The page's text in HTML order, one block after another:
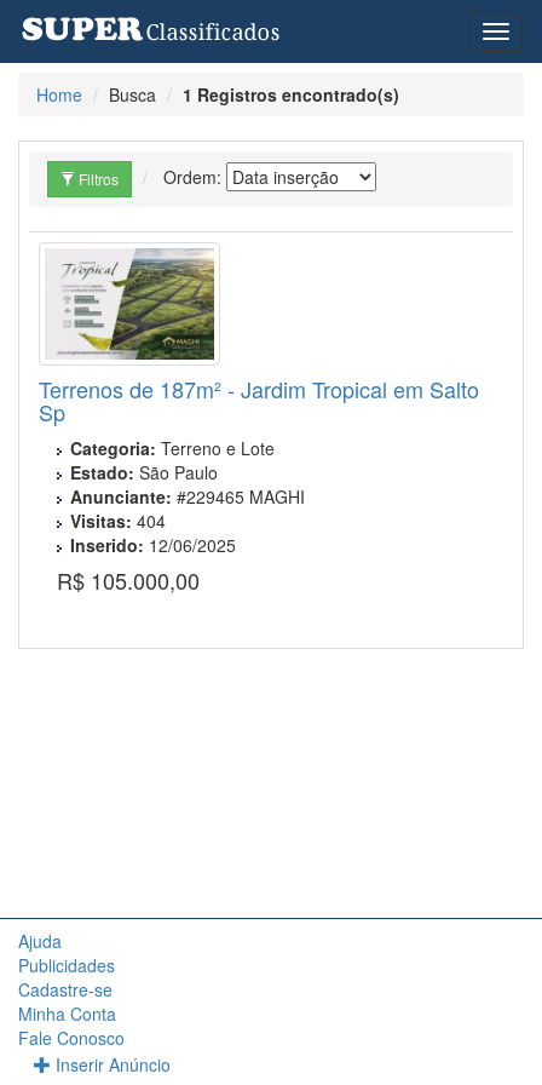
Home
Busca 1 Registros encontrado(s)
Filtros Ordem:
Terrenos de 187m² - Jardim Tropical em Salto
Sp
Categoria: Terreno e Lote
Estado: São Paulo
Anunciante: #229465 MAGHI
Visitas: 404
Inserido: 12/06/2025
R$ 105.000,00
Ajuda
Publicidades
Cadastre-se
Minha Conta
Fale Conosco
Inserir Anúncio